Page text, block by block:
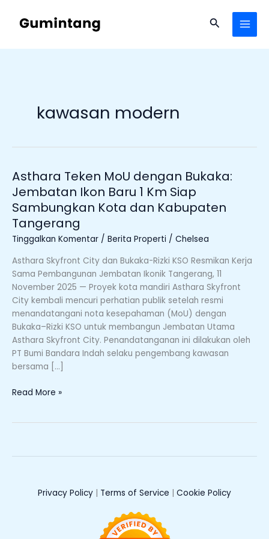
konten
Cari
kawasan modern
Asthara Teken MoU dengan Bukaka:
Jembatan Ikon Baru 1 Km Siap
Sambungkan Kota dan Kabupaten
Tangerang
Tinggalkan Komentar / Berita Properti / Chelsea
Asthara Skyfront City dan Bukaka-Rizki KSO Resmikan Kerja
Sama Pembangunan Jembatan Ikonik Tangerang, 11
November 2025 — Proyek kota mandiri Asthara Skyfront
City kembali mencuri perhatian publik setelah resmi
menandatangani nota kesepahaman (MoU) dengan
Bukaka–Rizki KSO untuk membangun Jembatan Utama
Asthara Skyfront City. Penandatanganan ini dilakukan oleh
PT Bumi Bandara Indah selaku pengembang kawasan
bersama […]
Asthara
Teken
dengan
Bukaka:
Jembatan
Baru
1
Km
Siap
Sambungkan
Kota
dan
Kabupaten
Tangerang
Read More »
Privacy Policy | Terms of Service | Cookie Policy